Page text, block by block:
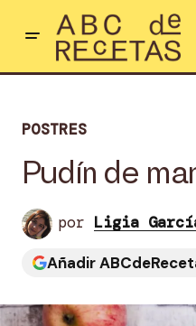
POSTRES
Pudín de
por Ligia
Añadir